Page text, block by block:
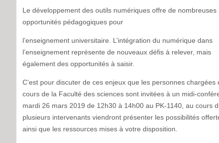
Le développement des outils numériques offre de nombreuses
opportunités pédagogiques pour
l’enseignement universitaire. L’intégration du numérique dans
l’enseignement représente de nouveaux défis à relever, mais
également des opportunités à saisir.
C’est pour discuter de ces enjeux que les personnes chargées
cours de la Faculté des sciences sont invitées à un midi-
mardi 26 mars 2019 de 12h30 à 14h00 au PK-1140, au cours
plusieurs intervenants viendront présenter les possibilités
ainsi que les ressources mises à votre disposition.